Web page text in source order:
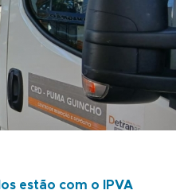
estão com o IPVA